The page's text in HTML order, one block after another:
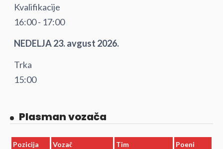
Kvalifikacije
16:00 - 17:00
NEDELJA 23. avgust 2026.
Trka
15:00
Plasman vozača
Pozicija Vozač Tim Poeni